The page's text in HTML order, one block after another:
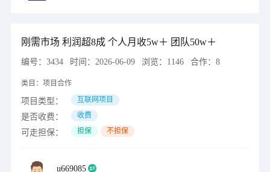
刚需市场 利润超8成 个人月收5w＋ 团队50w＋
编号： 3434 时间： 2026-06-09 浏览： 1146 合作： 8
类目： 项目合作
项目类型： 互联网项目
是否收费： 收费
可走担保： 担保 不担保
u669085